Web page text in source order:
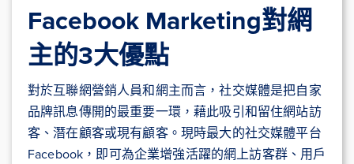
Facebook Marketing對網
主的3大優點
對於互聯網營銷人員和網主而言，社交媒體是把自家
品牌訊息傳開的最重要一環，藉此吸引和留住網站訪
客、潛在顧客或現有顧客。現時最大的社交媒體平台
Facebook，即可為企業增強活躍的網上訪客群、用戶